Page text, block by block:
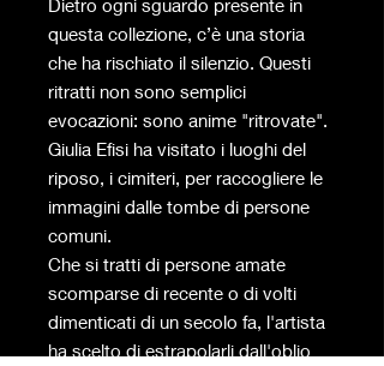
Dietro ogni sguardo presente in
questa collezione, c’è una storia
che ha rischiato il silenzio. Questi
ritratti non sono semplici
evocazioni: sono anime "ritrovate".
Giulia Efisi ha visitato i luoghi del
riposo, i cimiteri, per raccogliere le
immagini dalle tombe di persone
comuni.
Che si tratti di persone amate
scomparse di recente o di volti
dimenticati di un secolo fa, l'artista
ha scelto di estrapolarli dall'oblio